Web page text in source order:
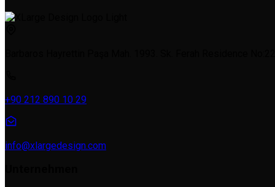
+90 212 890 10 29
info@xlargedesign.com